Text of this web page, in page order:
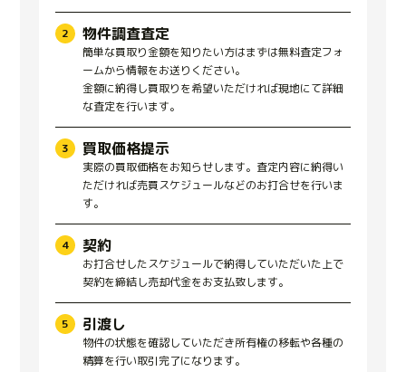
物件調査査定
簡単な買取り金額を知りたい方はまずは無料査定フォ
ームから情報をお送りください。
金額に納得し買取りを希望いただければ現地にて詳細
な査定を行います。
買取価格提示
実際の買取価格をお知らせします。査定内容に納得い
ただければ売買スケジュールなどのお打合せを行いま
す。
契約
お打合せしたスケジュールで納得していただいた上で
契約を締結し売却代金をお支払致します。
引渡し
物件の状態を確認していただき所有権の移転や各種の
精算を行い取引完了になります。